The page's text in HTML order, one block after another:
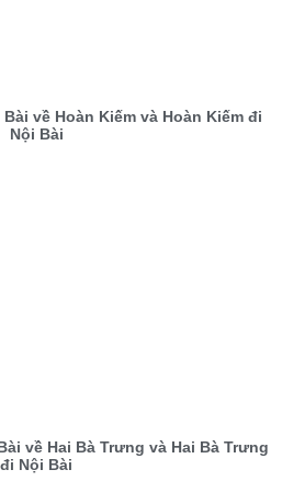
về Hoàn Kiếm và Hoàn Kiếm đi
Nội Bài
về Hai Bà Trưng và Hai Bà Trưng
đi Nội Bài